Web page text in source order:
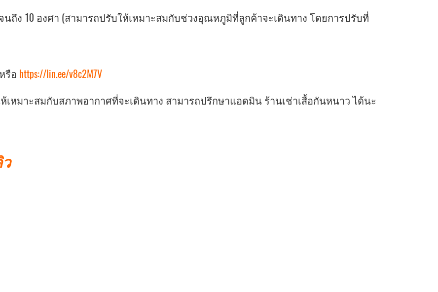
ถึง 10 องศา (สามารถปรับให้เหมาะสมกับช่วงอุณหภูมิที่ลูกค้าจะเดินทาง โดยการปรับที่
รือ https://lin.ee/v8c2M7V
เหมาะสมกับสภาพอากาศที่จะเดินทาง สามารถปรึกษาแอดมิน ร้านเช่าเสื้อกันหนาว ได้นะ